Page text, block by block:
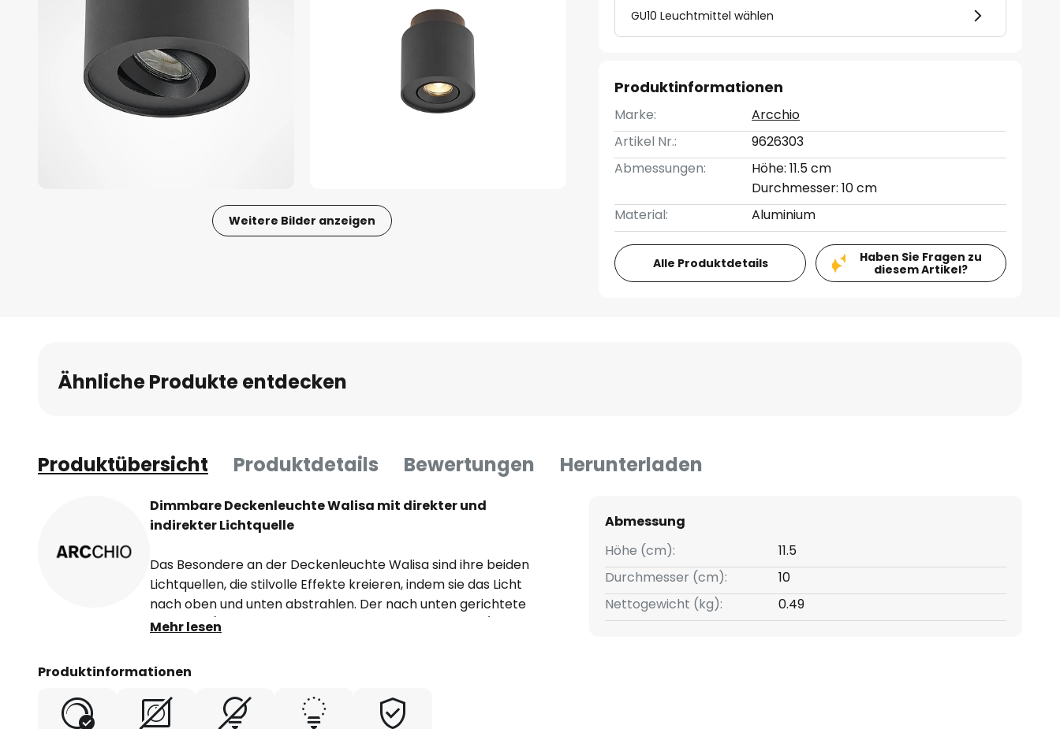
Weitere Bilder anzeigen
GU10 Leuchtmittel wählen
Produktinformationen
Marke:
Arcchio
Artikel Nr.:
9626303
Abmessungen:
Höhe: 11.5 cm
Durchmesser: 10 cm
Material:
Aluminium
Alle Produktdetails
Haben Sie Fragen zu
diesem Artikel?
Ähnliche Produkte entdecken
Produktübersicht Produktdetails Bewertungen Herunterladen
Dimmbare Deckenleuchte Walisa mit direkter und
indirekter Lichtquelle
Das Besondere an der Deckenleuchte Walisa sind ihre beiden
Lichtquellen, die stilvolle Effekte kreieren, indem sie das Licht
nach oben und unten abstrahlen. Der nach unten gerichtete
Reflektor (Leuchtmittel nicht enthalten, siehe Zubehör) lässt
Beleuchtung in Richtung Decke ist ein warmweiß leuchtendes
auch für den gewerblich Bereich gut geeignet.
Mehr lesen
Produktinformationen
Abmessung
Höhe (cm):
11.5
Durchmesser (cm):
10
Nettogewicht (kg):
0.49